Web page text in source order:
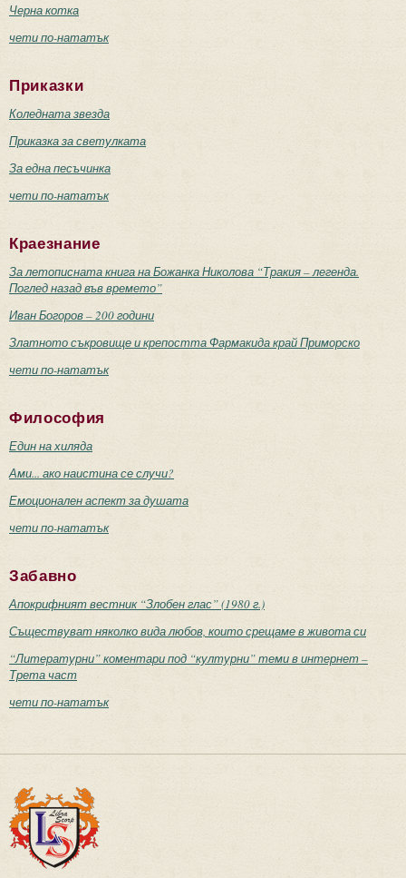
Черна котка
чети по-нататък
Приказки
Коледната звезда
Приказка за светулката
За една песъчинка
чети по-нататък
Краезнание
За летописната книга на Божанка Николова “Тракия – легенда.
Поглед назад във времето”
Иван Богоров – 200 години
Златното съкровище и крепостта Фармакида край Приморско
чети по-нататък
Философия
Един на хиляда
Ами... ако наистина се случи?
Емоционален аспект за душата
чети по-нататък
Забавно
Апокрифният вестник “Злобен глас” (1980 г.)
Съществуват няколко вида любов, които срещаме в живота си
“Литературни” коментари под “културни” теми в интернет –
Трета част
чети по-нататък